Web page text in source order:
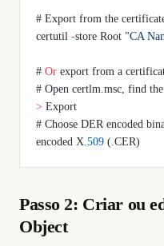
# Export from the
certutil -store Root "CA
# Or export from a
# Open certlm.msc, find
> Export
# Choose DER encoded
encoded X.509 (.CER)
Passo 2: Criar ou
Object